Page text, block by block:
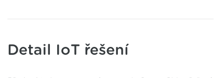
Detail IoT řešení